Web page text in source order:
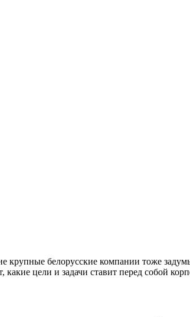
крупные белорусские компании тоже
цели и задачи ставит перед собой